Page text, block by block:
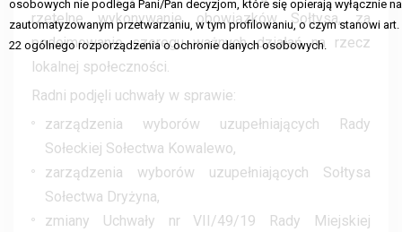
osobowych nie podlega Pani/Pan decyzjom, które się opierają wyłącznie na
zautomatyzowanym przetwarzaniu, w tym profilowaniu, o czym stanowi art.
22 ogólnego rozporządzenia o ochronie danych osobowych.
rzetelne wykonywanie obowiązków Sołtysa, za
podejmowanie szeregu ważnych działań na rzecz
lokalnej społeczności.
Radni podjęli uchwały w sprawie:
zarządzenia wyborów uzupełniających Rady
Sołeckiej Sołectwa Kowalewo,
zarządzenia wyborów uzupełniających Sołtysa
Sołectwa Dryżyna,
zmiany Uchwały nr VII/49/19 Rady Miejskiej